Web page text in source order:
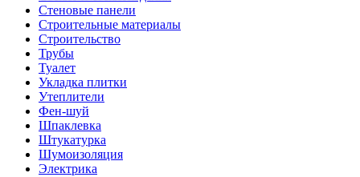
Стеновые панели
Строительные материалы
Строительство
Трубы
Туалет
Укладка плитки
Утеплители
Фен-шуй
Шпаклевка
Штукатурка
Шумоизоляция
Электрика